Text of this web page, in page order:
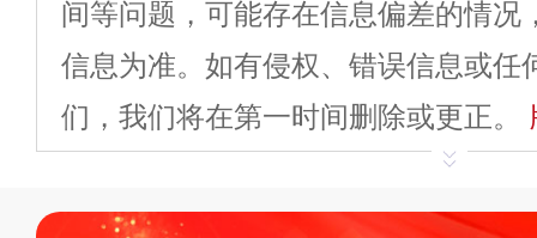
间等问题，可能存在信息偏差的情况
信息为准。如有侵权、错误信息或任
们，我们将在第一时间删除或更正。
平台自有内容（文字
标、LOGO 等）知识产权归本站所